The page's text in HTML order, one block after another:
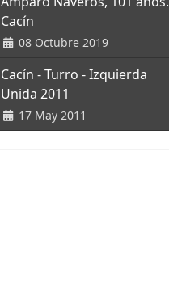
Cacín
08 Octubre 2019
Cacín - Turro - Izquierda
Unida 2011
17 May 2011